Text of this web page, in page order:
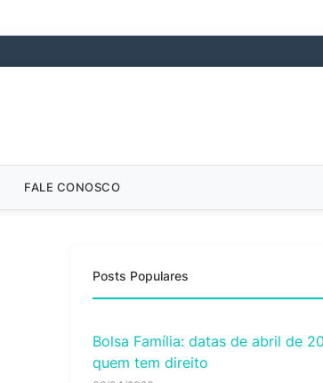
FALE CONOSCO
Posts Populares
Bolsa Família: datas de abril de
quem tem direito